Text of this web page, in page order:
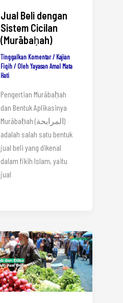
Jual Beli dengan
Sistem Cicilan
(Murābaḥah)
Tinggalkan Komentar/ Kajian
Fiqih/ OlehYayasan Amal Mata
Hati
Pengertian Murābaḥah
dan Bentuk Aplikasinya
Murābaḥah (المرابحة)
adalah salah satu bentuk
jual beli yang dikenal
dalam fikih Islam, yaitu
jual